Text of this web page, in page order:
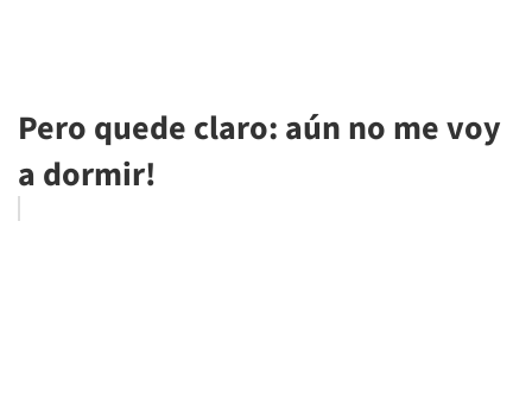
Pero quede claro: aún no me voy
a dormir!